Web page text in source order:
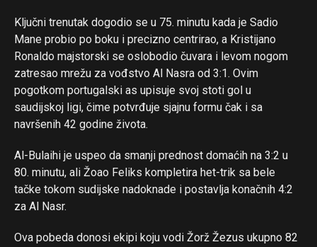
Ključni trenutak dogodio se u 75. minutu kada je Sadio
Mane probio po boku i precizno centrirao, a Kristijano
Ronaldo majstorski se oslobodio čuvara i levom nogom
zatresao mrežu za vođstvo Al Nasra od 3:1. Ovim
pogotkom portugalski as upisuje svoj stoti gol u
saudijskoj ligi, čime potvrđuje sjajnu formu čak i sa
navršenih 42 godine života.
Al-Bulaihi je uspeo da smanji prednost domaćih na 3:2 u
80. minutu, ali Žoao Feliks kompletira het-trik sa bele
tačke tokom sudijske nadoknade i postavlja konačnih 4:2
za Al Nasr.
Ova pobeda donosi ekipi koju vodi Žorž Žezus ukupno 82
Flipboard
Reddit
Whatsapp
Email